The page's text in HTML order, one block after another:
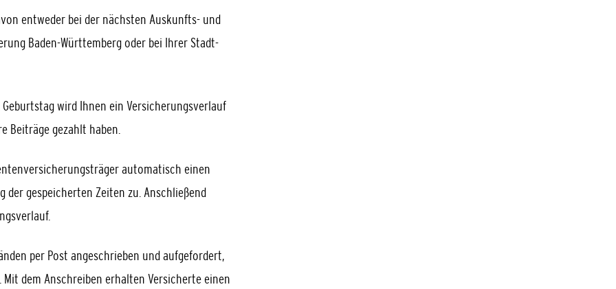
entweder bei der nächsten Auskunfts- und
Baden-Württemberg oder bei Ihrer Stadt-
Geburtstagwird Ihnen ein Versicherungsverlauf
Beiträge gezahlt haben.
automatisch einen
gespeicherten Zeiten zu. Anschließend
per Post angeschrieben und aufgefordert,
dem Anschreiben erhalten Versicherte einen